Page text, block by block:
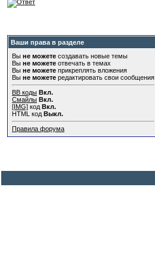
Ваши права в разделе
Вы не можете создавать новые темы
Вы не можете отвечать в темах
Вы не можете прикреплять вложения
Вы не можете редактировать свои сообщения
BB коды Вкл.
Смайлы Вкл.
[IMG] код Вкл.
HTML код Выкл.
Правила форума